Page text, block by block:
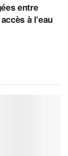
entre
à l’eau